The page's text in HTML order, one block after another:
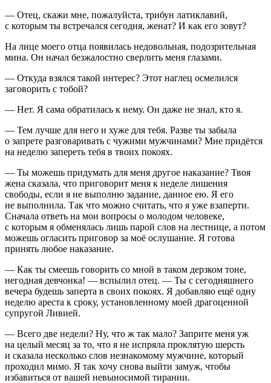
— Отец, скажи мне, пожалуйста, трибун латиклавий,
с которым ты встречался сегодня, женат? И как его зовут?
На лице моего отца появилась недовольная, подозрительная
мина. Он начал безжалостно сверлить меня глазами.
— Откуда взялся такой интерес? Этот наглец осмелился
заговорить с тобой?
— Нет. Я сама обратилась к нему. Он даже не знал, кто я.
— Тем лучше для него и хуже для тебя. Разве ты забыла
о запрете разговаривать с чужими мужчинами? Мне придётся
на неделю запереть тебя в твоих покоях.
— Ты можешь придумать для меня другое наказание? Твоя
жена сказала, что приговорит меня к неделе лишения
свободы, если я не выполню задание, данное ею. Я его
не выполнила. Так что можно считать, что я уже взаперти.
Сначала ответь на мои вопросы о молодом человеке,
с которым я обменялась лишь парой слов на лестнице, а потом
можешь огласить приговор за моё ослушание. Я готова
принять любое наказание.
— Как ты смеешь говорить со мной в таком дерзком тоне,
негодная девчонка! — вспылил отец. — Ты с сегодняшнего
вечера будешь заперта в своих покоях. Я добавляю ещё одну
неделю ареста к сроку, установленному моей драгоценной
супругой Ливией.
— Всего две недели? Ну, что ж так мало? Заприте меня уж
на целый месяц за то, что я не испряла проклятую шерсть
и сказала несколько слов незнакомому мужчине, который
проходил мимо. Я так хочу снова выйти замуж, чтобы
избавиться от вашей невыносимой тирании.